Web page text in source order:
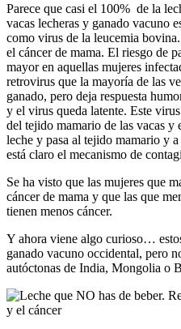
Parece que casi el 100% de la
vacas lecheras y ganado vacuno
como virus de la leucemia
el cáncer de mama. El riesgo de
mayor en aquellas mujeres
retrovirus que la mayoría de las
ganado, pero deja respuesta
y el virus queda latente. Este
del tejido mamario de las vacas y
leche y pasa al tejido mamario y
está claro el mecanismo de
Se ha visto que las mujeres que
cáncer de mama y que las que
tienen menos cáncer.
Y ahora viene algo curioso…
ganado vacuno occidental, pero
autóctonas de India, Mongolia o